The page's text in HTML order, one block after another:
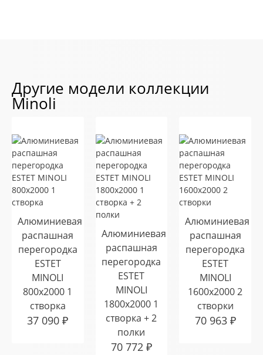
Другие модели коллекции
Minoli
Алюминиевая
распашная
перегородка
ESTET
MINOLI
800х2000 1
створка
37 090₽
Алюминиевая
распашная
перегородка
ESTET
MINOLI
1800х2000 1
створка + 2
полки
70 772 ₽
Алюминиевая
распашная
перегородка
ESTET
MINOLI
1600х2000 2
створки
70 963 ₽